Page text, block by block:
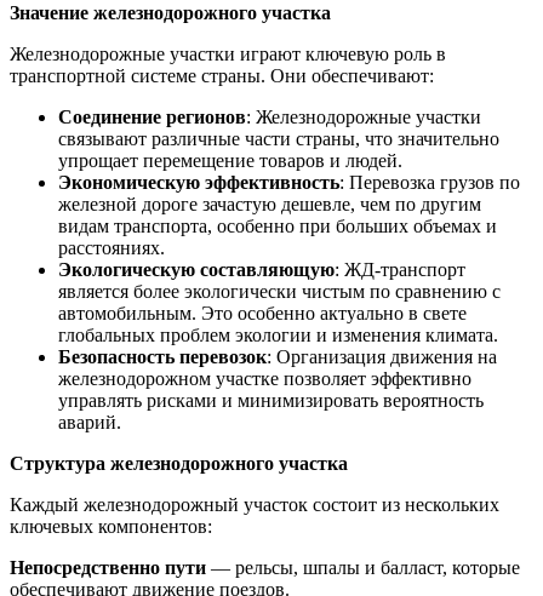
Значение железнодорожного участка
Железнодорожные участки играют ключевую роль в
транспортной системе страны. Они обеспечивают:
Соединение регионов: Железнодорожные участки
связывают различные части страны, что значительно
упрощает перемещение товаров и людей.
Экономическую эффективность: Перевозка грузов по
железной дороге зачастую дешевле, чем по другим
видам транспорта, особенно при больших объемах и
расстояниях.
Экологическую составляющую: ЖД-транспорт
является более экологически чистым по сравнению с
автомобильным. Это особенно актуально в свете
глобальных проблем экологии и изменения климата.
Безопасность перевозок: Организация движения на
железнодорожном участке позволяет эффективно
управлять рисками и минимизировать вероятность
аварий.
Структура железнодорожного участка
Каждый железнодорожный участок состоит из нескольких
ключевых компонентов:
Непосредственно пути — рельсы, шпалы и балласт, которые
обеспечивают движение поездов.